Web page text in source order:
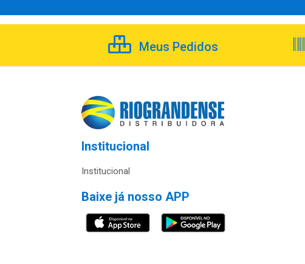
Meus Pedidos
Institucional
Institucional
Baixe já nosso APP